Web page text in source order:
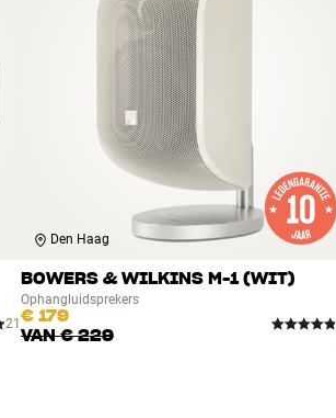
21
Den Haag
BOWERS & WILKINS M-1 (WIT)
Ophangluidsprekers
€ 179
VAN€ 229